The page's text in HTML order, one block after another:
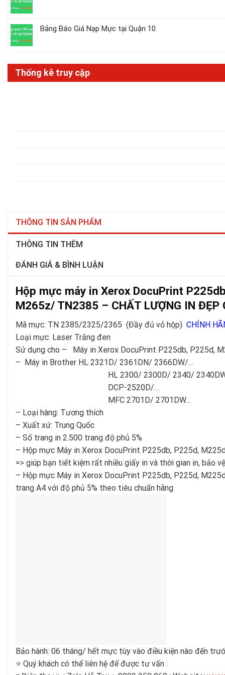
THÔNG TIN SẢN PHẨM
THÔNG TIN THÊM
ĐÁNH GIÁ & BÌNH LUẬN
Hộp mực máy in Xerox DocuPrint
M265z/ TN2385 – CHẤT LƯỢNG IN ĐẸP
Mã mực: TN 2385/2325/2365 (Đầy đủ vỏ hộp) CHÍNH
Loại mực: Laser Trắng đen
Sử dụng cho – Máy in Xerox DocuPrint P225db, P225d,
– Máy in Brother HL 2321D/ 2361DN/ 2366DW/…
HL 2300/ 2300D/ 2340/ 2340DW/
DCP-2520D/…
MFC 2701D/ 2701DW…
– Loại hàng: Tương thích
– Xuất xứ: Trung Quốc
– Số trang in 2.500 trang độ phủ 5%
– Hộp mực Máy in Xerox DocuPrint P225db, P225d,
=> giúp bạn tiết kiệm rất nhiều giấy in và thời gian in, bảo
– Hộp mực Máy in Xerox DocuPrint P225db, P225d,
trang A4 với độ phủ 5% theo tiêu chuẩn hãng
Bảo hành: 06 tháng/ hết mực tùy vào điều kiện nào đến
⭐️ Quý khách có thể liên hệ để được tư vấn :
Bảng Báo Giá Nạp Mực tại Quận 10
Thống kê truy cập